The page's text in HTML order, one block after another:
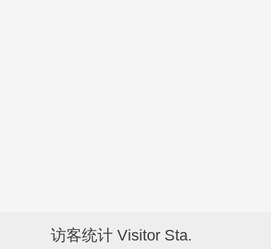
访客统计 Visitor Sta.